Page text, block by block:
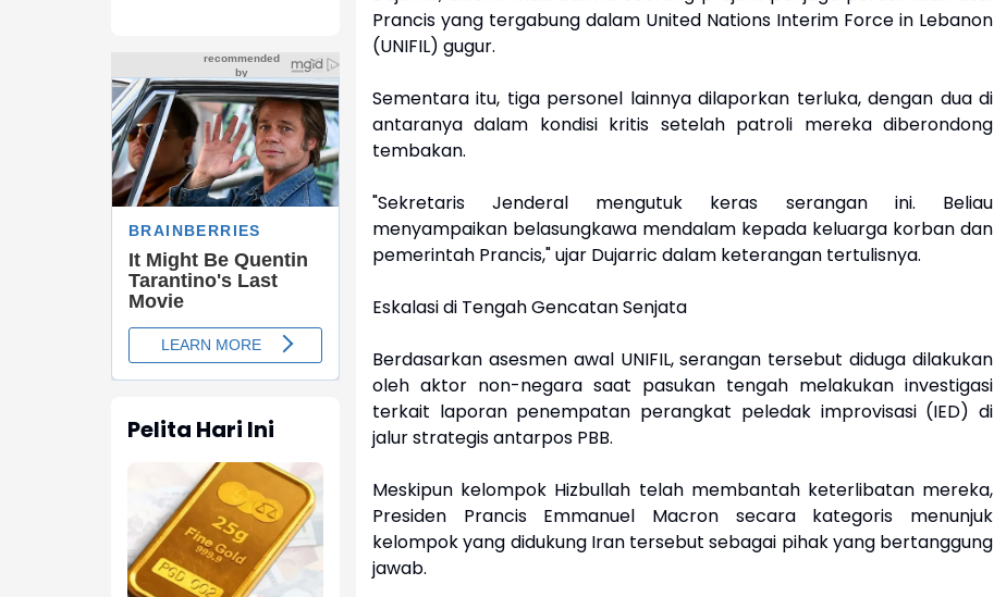
Pelita Hari Ini
Prancis yang tergabung dalam United Nations Interim Force in Lebanon
(UNIFIL) gugur.
Sementara itu, tiga personel lainnya dilaporkan terluka, dengan dua di
antaranya dalam kondisi kritis setelah patroli mereka diberondong
tembakan.
"Sekretaris Jenderal mengutuk keras serangan ini. Beliau
menyampaikan belasungkawa mendalam kepada keluarga korban dan
pemerintah Prancis," ujar Dujarric dalam keterangan tertulisnya.
Eskalasi di Tengah Gencatan Senjata
Berdasarkan asesmen awal UNIFIL, serangan tersebut diduga dilakukan
oleh aktor non-negara saat pasukan tengah melakukan investigasi
terkait laporan penempatan perangkat peledak improvisasi (IED) di
jalur strategis antarpos PBB.
Meskipun kelompok Hizbullah telah membantah keterlibatan mereka,
Presiden Prancis Emmanuel Macron secara kategoris menunjuk
kelompok yang didukung Iran tersebut sebagai pihak yang bertanggung
jawab.